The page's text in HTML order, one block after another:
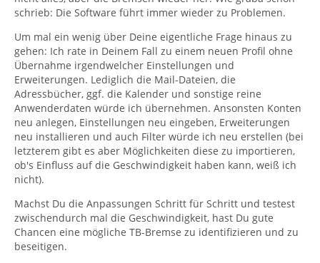
schrieb: Die Software führt immer wieder zu Problemen.
Um mal ein wenig über Deine eigentliche Frage hinaus zu
gehen: Ich rate in Deinem Fall zu einem neuen Profil ohne
Übernahme irgendwelcher Einstellungen und
Erweiterungen. Lediglich die Mail-Dateien, die
Adressbücher, ggf. die Kalender und sonstige reine
Anwenderdaten würde ich übernehmen. Ansonsten Konten
neu anlegen, Einstellungen neu eingeben, Erweiterungen
neu installieren und auch Filter würde ich neu erstellen (bei
letzterem gibt es aber Möglichkeiten diese zu importieren,
ob's Einfluss auf die Geschwindigkeit haben kann, weiß ich
nicht).
Machst Du die Anpassungen Schritt für Schritt und testest
zwischendurch mal die Geschwindigkeit, hast Du gute
Chancen eine mögliche TB-Bremse zu identifizieren und zu
beseitigen.